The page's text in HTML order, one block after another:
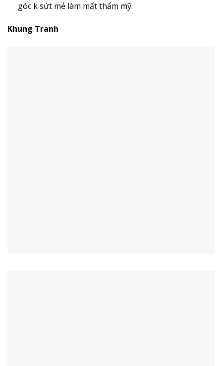
góc k sứt mẻ làm mất thẩm mỹ.
Khung Tranh